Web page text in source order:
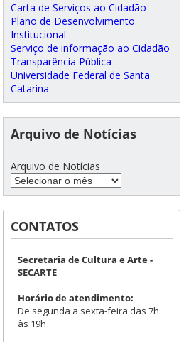
Carta de Serviços ao Cidadão
Plano de Desenvolvimento
Institucional
Serviço de informação ao Cidadão
Transparência Pública
Universidade Federal de Santa
Catarina
Arquivo de Notícias
Arquivo de Notícias
CONTATOS
Secretaria de Cultura e Arte -
SECARTE
Horário de atendimento:
De segunda a sexta-feira das 7h
às 19h